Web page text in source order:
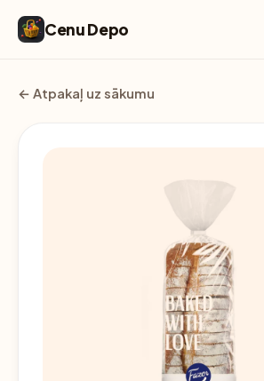
Cenu Depo
← Atpakaļ uz sākumu